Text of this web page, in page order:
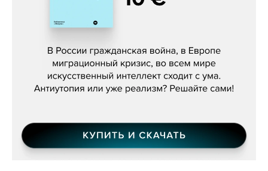
Константин Зарубин, «Наше сердце